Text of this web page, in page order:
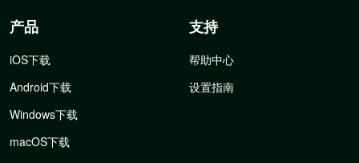
产品
iOS下载
Android下载
Windows下载
macOS下载
支持
帮助中心
设置指南